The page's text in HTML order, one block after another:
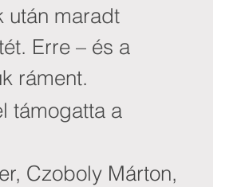
után maradt
Erre – és a
ráment.
támogatta a
Czoboly Márton,